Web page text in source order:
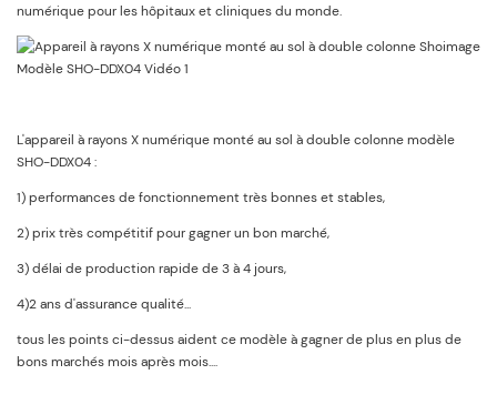
numérique pour les hôpitaux et cliniques du monde.
L'appareil à rayons X numérique monté au sol à double colonne modèle
SHO-DDX04 :
1) performances de fonctionnement très bonnes et stables,
2) prix très compétitif pour gagner un bon marché,
3) délai de production rapide de 3 à 4 jours,
4)2 ans d'assurance qualité...
tous les points ci-dessus aident ce modèle à gagner de plus en plus de
bons marchés mois après mois....